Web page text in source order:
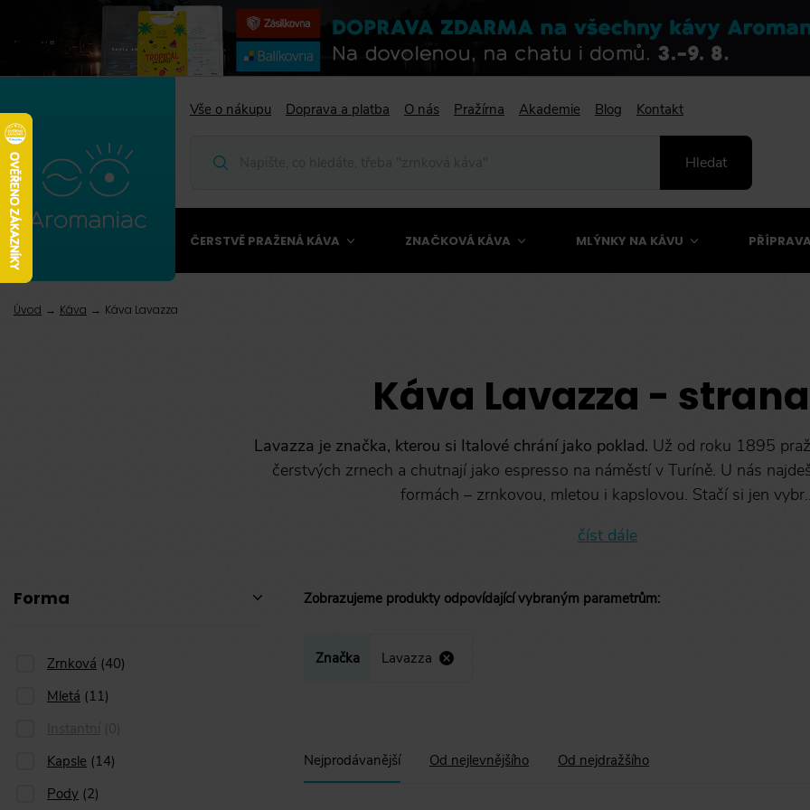
Vše o nákupu Doprava a platba O nás Pražírna Akademie Blog Kontakt
Hledat
ČERSTVĚ PRAŽENÁ KÁVA ZNAČKOVÁ KÁVA MLÝNKY NA KÁVU
Úvod Káva Káva Lavazza
Káva Lavazza -
Lavazza je značka, kterou si Italové chrání jako poklad. Už od roku 1895
čerstvých zrnech a chutnají jako espresso na náměstí v Turíně. U nás
formách – zrnkovou, mletou i kapslovou. Stačí si jen
číst dále
Forma
Zrnková Zrnková
(40)
Mletá (11)
Kapsle Kapsle
(14)
PodyPody
(2)
Zobrazujeme produkty odpovídající vybraným parametrům:
Značka Lavazza
Nejprodávanější Od nejlevnějšího Od nejdražšího